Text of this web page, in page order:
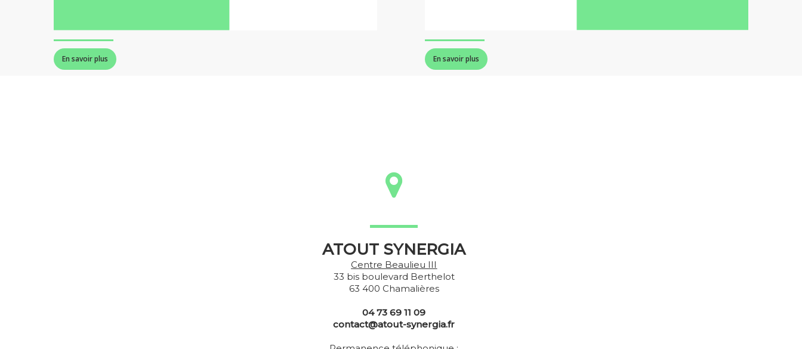
En savoir plus En savoir plus
ATOUT SYNERGIA
Centre Beaulieu III
33 bis boulevard Berthelot
63 400 Chamalières
04 73 69 11 09
contact@atout-synergia.fr